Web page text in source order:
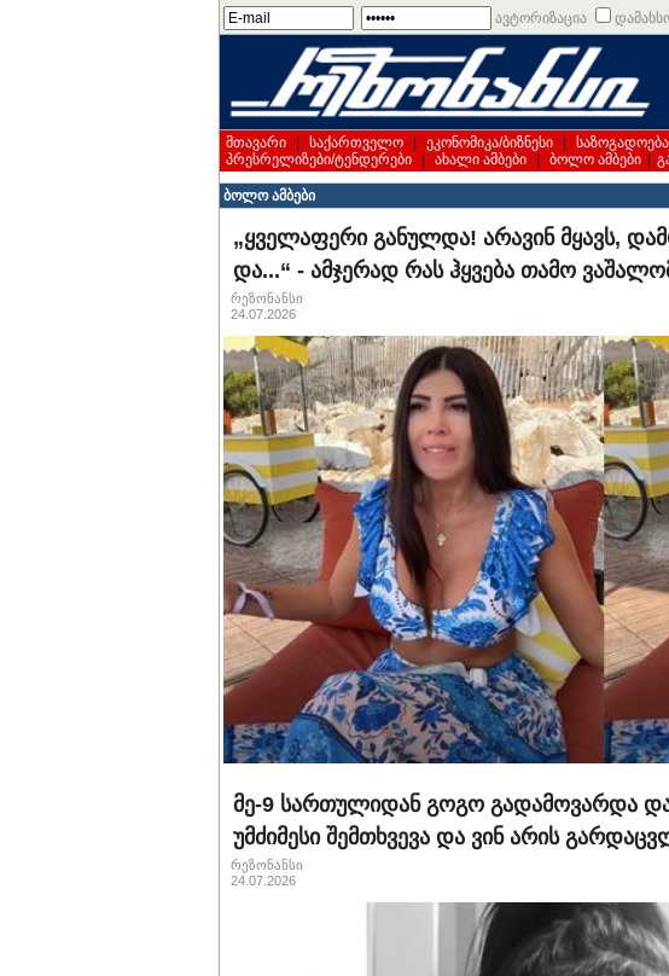
ავტორიზაცია
მთავარი საქართველო ეკონომიკა/ბიზნესი საზოგადოება
პრესრელიზები/ტენდერები
ახალი ამბები ბოლო ამბები
ბოლო ამბები
„ყველაფერი განულდა! არავინ მყავს,
და...“ - ამჯერად რას ჰყვება თამო
რეზონანსი
24.07.2026
მე-9 სართულიდან გოგო გადამოვარდა
უმძიმესი შემთხვევა და ვინ არის
რეზონანსი
24.07.2026